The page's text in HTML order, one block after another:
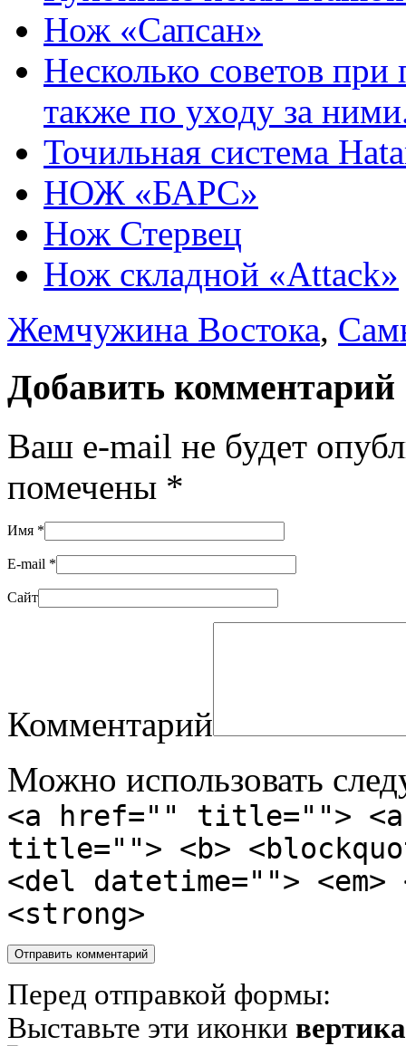
Нож «Сапсан»
Несколько советов
также по уходу за
Точильная система
НОЖ «БАРС»
Нож Стервец
Нож складной «Attack»
Жемчужина Востока,
Добавить комментарий
Ваш e-mail не будет
помечены *
Имя *
E-mail *
Сайт
Комментарий
Можно использовать
<a href="" title="">
title=""> <b>
<del datetime="">
<strong>
Перед отправкой формы:
Выставьте эти иконки